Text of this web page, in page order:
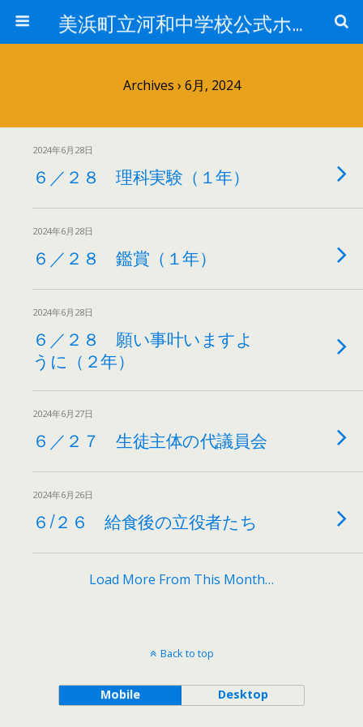
美浜町立河和中学校公式ホームページ
Archives › 6月, 2024
2024年6月28日
６／２８ 理科実験（１年）
2024年6月28日
６／２８ 鑑賞（１年）
2024年6月28日
６／２８ 願い事叶いますよ
うに（２年）
2024年6月27日
６／２７ 生徒主体の代議員会
2024年6月26日
６/２６ 給食後の立役者たち
Load More From This Month…
Back to top
Mobile Desktop